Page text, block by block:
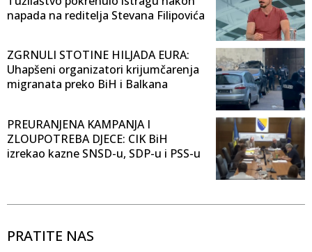
napada na reditelja Stevana Filipovića
ZGRNULI STOTINE HILJADA EURA:
Uhapšeni organizatori krijumčarenja
migranata preko BiH i Balkana
PREURANJENA KAMPANJA I
ZLOUPOTREBA DJECE: CIK BiH
izrekao kazne SNSD-u, SDP-u i PSS-u
PRATITE NAS